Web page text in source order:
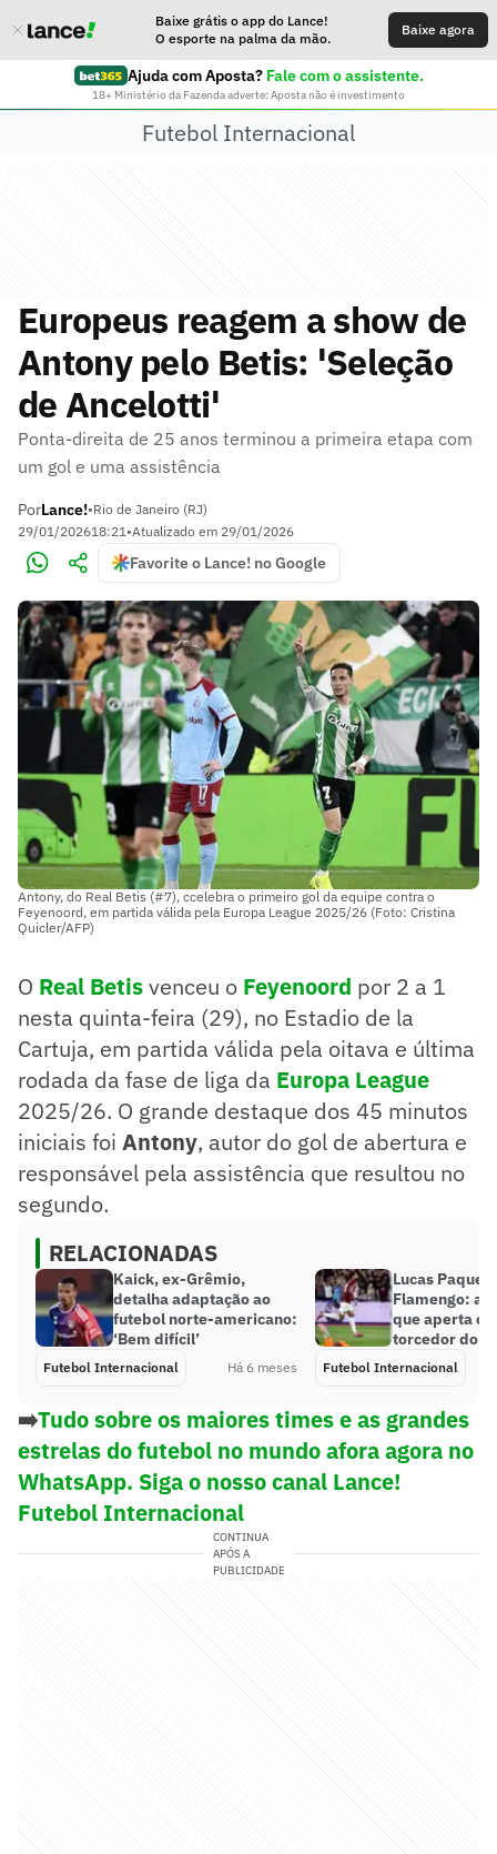
Baixe grátis o app do Lance!
O esporte na palma da mão.
Baixe agora
Ajuda com Aposta? Fale com o assistente.
18+ Ministério da Fazenda adverte: Aposta não é investimento
Futebol Internacional
Europeus reagem a show de
Antony pelo Betis: 'Seleção
de Ancelotti'
Ponta-direita de 25 anos terminou a primeira etapa com
um gol e uma assistência
PorLance!•Rio de Janeiro (RJ)
29/01/202618:21•Atualizado em 29/01/2026
Favorite o Lance! no Google
Antony, do Real Betis (#7), ccelebra o primeiro gol da equipe contra o
Feyenoord, em partida válida pela Europa League 2025/26 (Foto: Cristina
Quicler/AFP)
O Real Betisvenceu o Feyenoord por 2 a 1
nesta quinta-feira (29), no Estadio de la
Cartuja, em partida válida pela oitava e última
rodada da fase de liga da Europa League
2025/26. O grande destaque dos 45 minutos
iniciais foi Antony, autor do gol de abertura e
responsável pela assistência que resultou no
segundo.
RELACIONADAS
Kaick, ex-Grêmio,
detalha adaptação ao
futebol norte-americano:
‘Bem difícil’
Futebol Internacional Há 6 meses
Lucas
Flamengo: a
que aperta o
torcedor do
Futebol Internacional
➡️Tudo sobre os maiores times e as grandes
estrelas do futebol no mundo afora agora no
WhatsApp. Siga o nosso canal Lance!
Futebol Internacional
CONTINUA
APÓS A
PUBLICIDADE